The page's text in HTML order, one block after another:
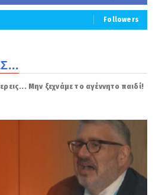
Followers
Μην ξεχνάμε το αγέννητο παιδί!